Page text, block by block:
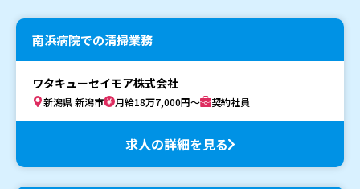
南浜病院での清掃業務
ワタキューセイモア株式会社
新潟県 新潟市 月給18万7,000円～ 契約社員
求人の詳細を見る